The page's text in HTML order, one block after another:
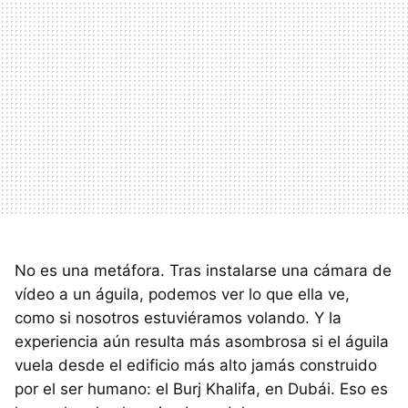
No es una metáfora. Tras instalarse una cámara de
vídeo a un águila, podemos ver lo que ella ve,
como si nosotros estuviéramos volando. Y la
experiencia aún resulta más asombrosa si el águila
vuela desde el edificio más alto jamás construido
por el ser humano: el Burj Khalifa, en Dubái. Eso es